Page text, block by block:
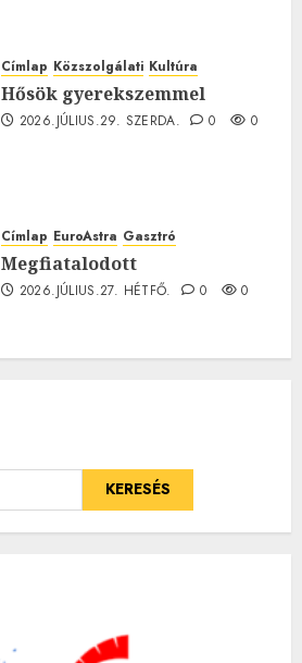
Címlap Közszolgálati Kultúra
Hősök gyerekszemmel
2026.JÚLIUS.29. SZERDA. 0 0
Címlap EuroAstra Gasztró
Megfiatalodott
2026.JÚLIUS.27. HÉTFŐ. 0 0
KERESÉS